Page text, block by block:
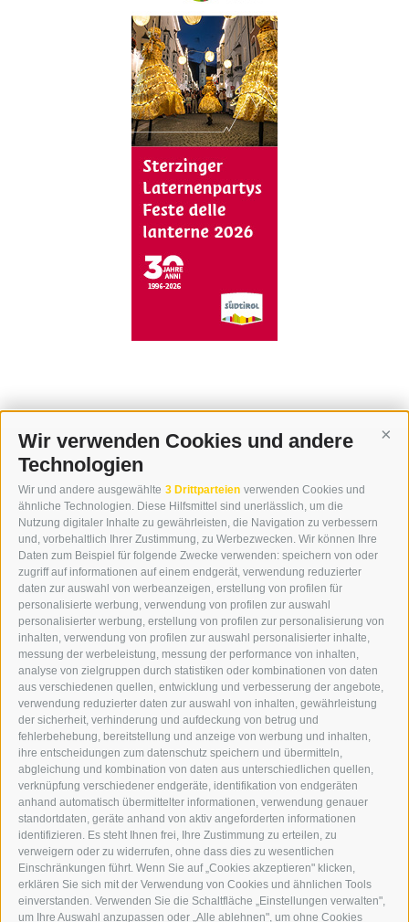
Wir verwenden Cookies und andere
Technologien
Wir und andere ausgewählte 3 Drittparteien verwenden Cookies und
ähnliche Technologien. Diese Hilfsmittel sind unerlässlich, um die
Nutzung digitaler Inhalte zu gewährleisten, die Navigation zu verbessern
und, vorbehaltlich Ihrer Zustimmung, zu Werbezwecken. Wir können Ihre
Daten zum Beispiel für folgende Zwecke verwenden: speichern von oder
zugriff auf informationen auf einem endgerät, verwendung reduzierter
daten zur auswahl von werbeanzeigen, erstellung von profilen für
personalisierte werbung, verwendung von profilen zur auswahl
personalisierter werbung, erstellung von profilen zur personalisierung von
inhalten, verwendung von profilen zur auswahl personalisierter inhalte,
messung der werbeleistung, messung der performance von inhalten,
analyse von zielgruppen durch statistiken oder kombinationen von daten
aus verschiedenen quellen, entwicklung und verbesserung der angebote,
verwendung reduzierter daten zur auswahl von inhalten, gewährleistung
der sicherheit, verhinderung und aufdeckung von betrug und
fehlerbehebung, bereitstellung und anzeige von werbung und inhalten,
ihre entscheidungen zum datenschutz speichern und übermitteln,
abgleichung und kombination von daten aus unterschiedlichen quellen,
verknüpfung verschiedener endgeräte, identifikation von endgeräten
anhand automatisch übermittelter informationen, verwendung genauer
standortdaten, geräte anhand von aktiv angeforderten informationen
identifizieren. Es steht Ihnen frei, Ihre Zustimmung zu erteilen, zu
verweigern oder zu widerrufen, ohne dass dies zu wesentlichen
Einschränkungen führt. Wenn Sie auf „Cookies akzeptieren" klicken,
erklären Sie sich mit der Verwendung von Cookies und ähnlichen Tools
einverstanden. Verwenden Sie die Schaltfläche „Einstellungen verwalten",
um Ihre Auswahl anzupassen oder „Alle ablehnen", um ohne Cookies
KONTAKT
WIPP-MEDIA GMBH
DER ERKER
NEUSTADT 20A
I-39049 STERZING
TEL.: +39 0472 766876
GRAFIK@DERERKER.IT
INFO@DERERKER.IT
BARBARA.FONTANA@DERERKER.IT
DER ERKER
WERBEN IM ERKER
ONLINE-WERBUNG
SEPA-DAUERAUFTRAG
REGELN LESERKOMMENTARE
ONLINE VOTING
SERVICE
VERANSTALTUNGSKALENDER
KLEINANZEIGER